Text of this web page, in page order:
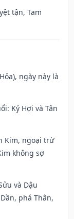
tận, Tam
ngày này là
Kỷ Hợi và Tân
Kim, ngoại trừ
không sợ
và Dậu
phá Thân,